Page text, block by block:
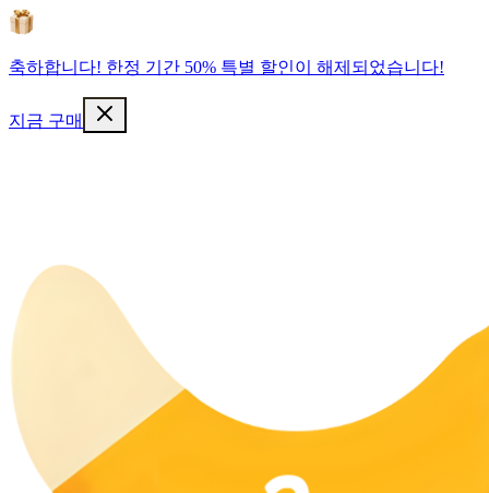
축하합니다! 한정 기간 50% 특별 할인이 해제되었습니다!
지금 구매